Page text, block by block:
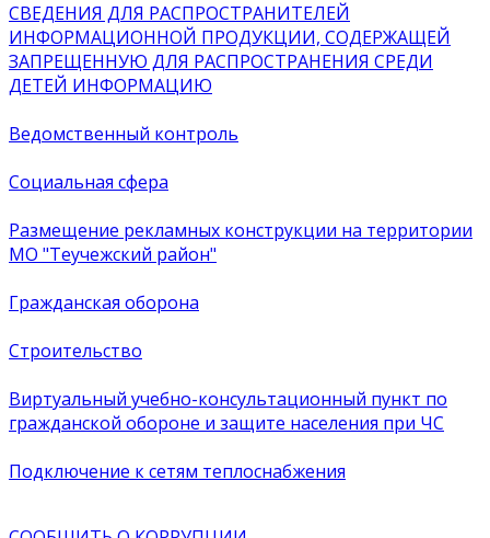
СВЕДЕНИЯ ДЛЯ РАСПРОСТРАНИТЕЛЕЙ
ИНФОРМАЦИОННОЙ ПРОДУКЦИИ, СОДЕРЖАЩЕЙ
ЗАПРЕЩЕННУЮ ДЛЯ РАСПРОСТРАНЕНИЯ СРЕДИ
ДЕТЕЙ ИНФОРМАЦИЮ
Ведомственный контроль
Социальная сфера
Размещение рекламных конструкции на территории
МО "Теучежский район"
Гражданская оборона
Строительство
Виртуальный учебно-консультационный пункт по
гражданской обороне и защите населения при ЧС
Подключение к сетям теплоснабжения